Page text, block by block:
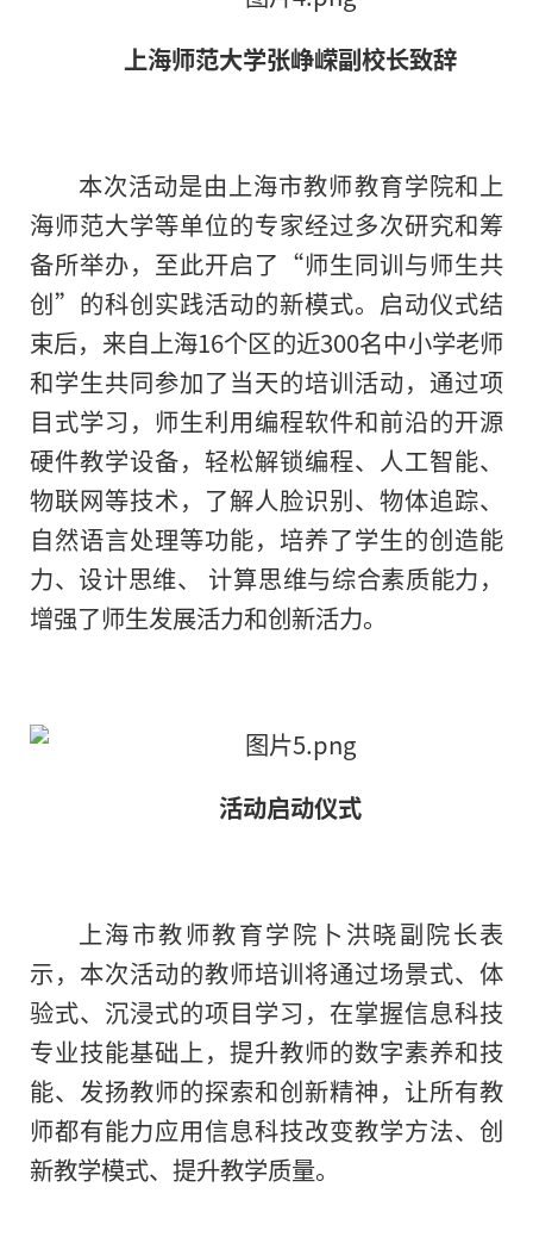
上海师范大学张峥嵘副校长致辞
本次活动是由上海市教师教育学院和上
海师范大学等单位的专家经过多次研究和筹
备所举办，至此开启了“师生同训与师生共
创”的科创实践活动的新模式。启动仪式结
束后，来自上海16个区的近300名中小学老师
和学生共同参加了当天的培训活动，通过项
目式学习，师生利用编程软件和前沿的开源
硬件教学设备，轻松解锁编程、人工智能、
物联网等技术，了解人脸识别、物体追踪、
自然语言处理等功能，培养了学生的创造能
力、设计思维、 计算思维与综合素质能力，
增强了师生发展活力和创新活力。
活动启动仪式
上海市教师教育学院卜洪晓副院长表
示，本次活动的教师培训将通过场景式、体
验式、沉浸式的项目学习，在掌握信息科技
专业技能基础上，提升教师的数字素养和技
能、发扬教师的探索和创新精神，让所有教
师都有能力应用信息科技改变教学方法、创
新教学模式、提升教学质量。